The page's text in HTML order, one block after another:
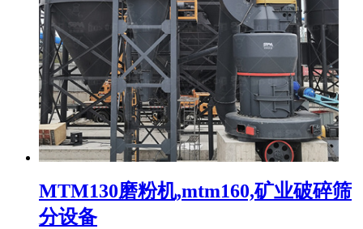
MTM130磨粉机,mtm160,矿业破碎筛
分设备